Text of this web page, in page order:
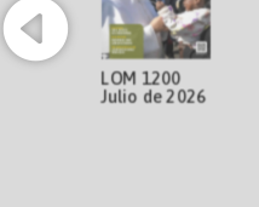
Julio de 2026 Junio